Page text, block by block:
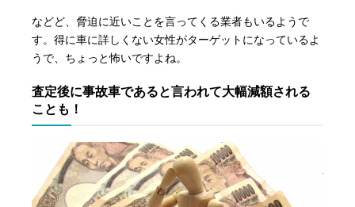
などど、脅迫に近いことを言ってくる業者もいるようで
す。得に車に詳しくない女性がターゲットになっているよ
うで、ちょっと怖いですよね。
査定後に事故車であると言われて大幅減額される
ことも！